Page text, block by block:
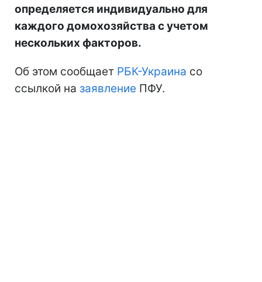
определяется индивидуально для
каждого домохозяйства с учетом
нескольких факторов.
Об этом сообщает РБК-Украина со
ссылкой на заявление ПФУ.